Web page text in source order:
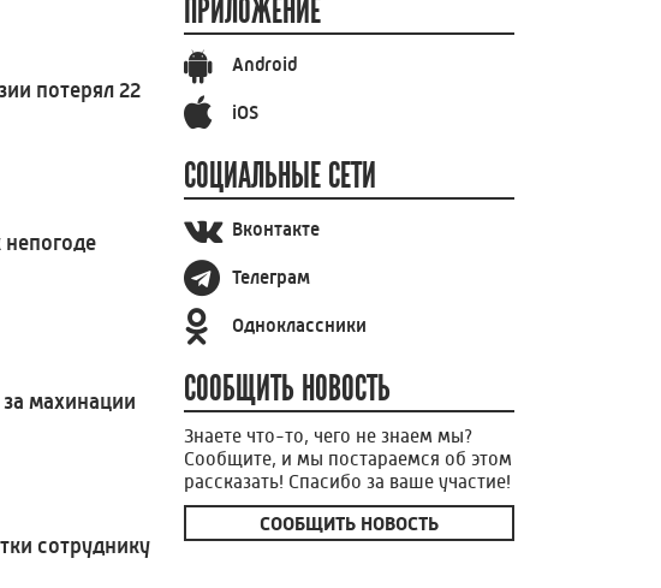
потерял 22
непогоде
махинации
сотруднику
ПРИЛОЖЕНИЕ
Android
iOS
СОЦИАЛЬНЫЕ СЕТИ
Вконтакте
Телеграм
Одноклассники
СООБЩИТЬ НОВОСТЬ
Знаете что-то, чего не знаем мы?
Сообщите, и мы постараемся об этом
рассказать! Спасибо за ваше участие!
СООБЩИТЬ НОВОСТЬ